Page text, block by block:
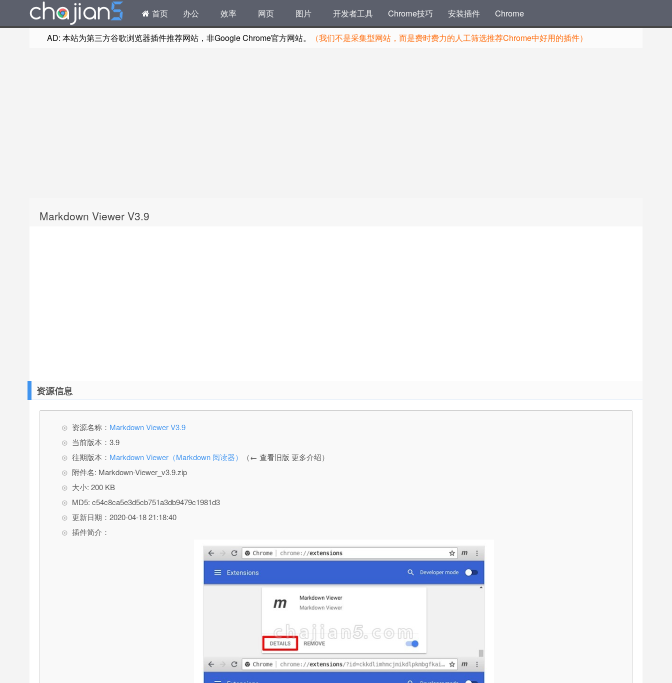
首页 办公 效率 网页 图片 开发者工具 Chrome技巧 安装插件 Chrome
AD: 本站为第三方谷歌浏览器插件推荐网站，非Google Chrome官方网站。 （我们不是采集型网站，而是费时费力的人工筛选推荐Chrome中好用的插件）
Markdown Viewer V3.9
资源信息
资源名称： Markdown Viewer V3.9
当前版本：3.9
往期版本： Markdown Viewer（Markdown 阅读器）
（← 查看旧版 更多介绍）
附件名: Markdown-Viewer_v3.9.zip
大小: 200 KB
MD5: c54c8ca5e3d5cb751a3db9479c1981d3
更新日期：2020-04-18 21:18:40
插件简介：